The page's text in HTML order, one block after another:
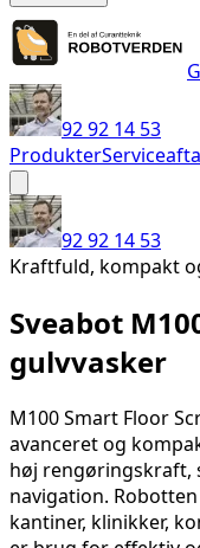
92 92 14 53
Produkter
92 92 14 53
Kraftfuld, kompakt
Sveabot
gulvvasker
M100 Smart Floor
avanceret og
høj
navigation.
kantiner, klinikker,